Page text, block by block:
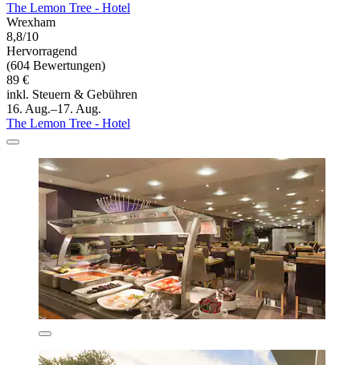
The Lemon Tree - Hotel
Wrexham
8,8/10
Hervorragend
(604 Bewertungen)
89 €
inkl. Steuern & Gebühren
16. Aug.–17. Aug.
The Lemon Tree - Hotel